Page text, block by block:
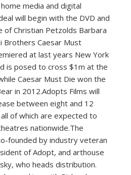
media and digital
will begin with the DVD and
of Christian Petzolds Barbara
Brothers Caesar Must
at last years New York
is posed to cross $1m at the
Caesar Must Die won the
in 2012.Adopts Films will
between eight and 12
of which are expected to
nationwide.The
founded by industry veteran
of Adopt, and arthouse
who heads distribution.